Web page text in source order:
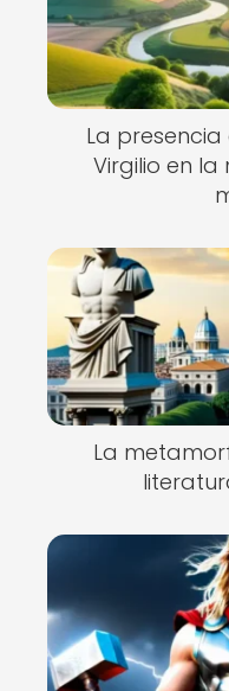
La
Virgilio en
La